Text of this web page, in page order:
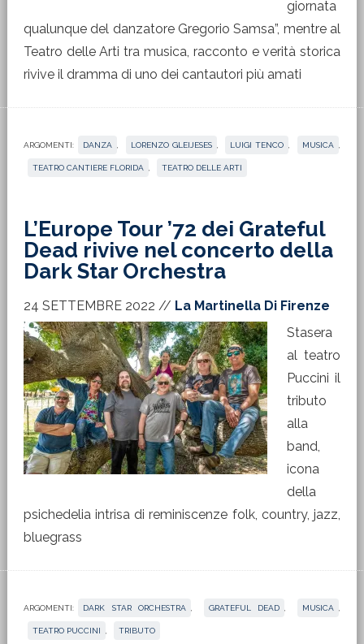
giornata
qualunque del danzatore Gregorio Samsa”, mentre al
Teatro delle Arti tra musica, racconto e verità storica
rivive il dramma di uno dei cantautori più amati
ARGOMENTI: DANZA LORENZO GLEIJESES LUIGI TENCO MUSICA
TEATRO CANTIERE FLORIDA TEATRO DELLE ARTI
L’Europe Tour ’72 dei Grateful
Dead rivive nel concerto della
Dark Star Orchestra
24 SETTEMBRE 2022 // La Martinella Di Firenze
Stasera
al teatro
Puccini il
tributo
alla
band,
icona
della
psichedelia intrisa di reminiscenze folk, country, jazz,
bluegrass
ARGOMENTI: DARK STAR ORCHESTRA GRATEFUL DEAD MUSICA
TEATRO PUCCINI TRIBUTO